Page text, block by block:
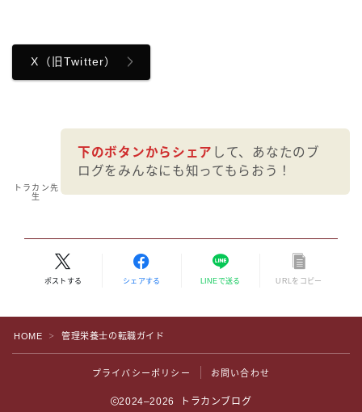
Follow Me
X（旧Twitter）
トラカン先
生
下のボタンからシェア して、あなたのブ
ログをみんなにも知ってもらおう！
ポストする シェアする LINEで送る URLをコピー
HOME ＞ 管理栄養士の転職ガイド
プライバシーポリシー お問い合わせ
2024–2026 トラカンブログ